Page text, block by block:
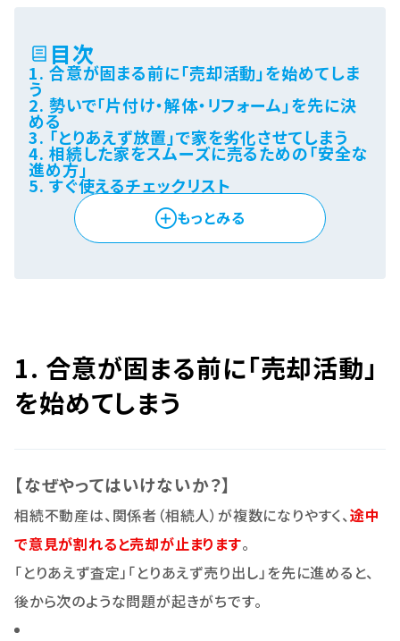
目次
1. 合意が固まる前に「売却活動」を始めてしま
う
2. 勢いで「片付け・解体・リフォーム」を先に決
める
3. 「とりあえず放置」で家を劣化させてしまう
4. 相続した家をスムーズに売るための「安全な
進め方」
5. すぐ使えるチェックリスト
もっとみる
1. 合意が固まる前に「売却活動」
を始めてしまう
【なぜやってはいけないか？】
相続不動産は、関係者（相続人）が複数になりやすく、途中
で意見が割れると売却が止まります。
「とりあえず査定」「とりあえず売り出し」を先に進めると、
後から次のような問題が起きがちです。